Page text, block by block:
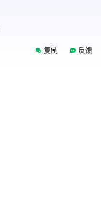
复制 反馈